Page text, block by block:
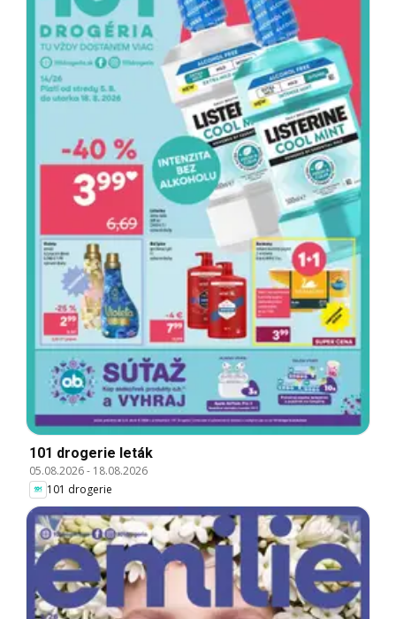
101 drogerie leták
05.08.2026- 18.08.2026
101 drogerie